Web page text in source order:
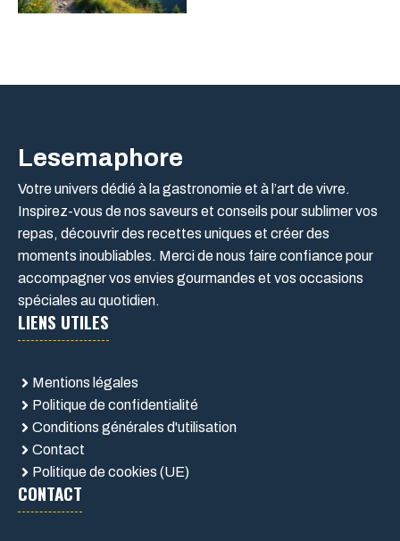
Lesemaphore
Votre univers dédié à la gastronomie et à l’art de vivre.
Inspirez-vous de nos saveurs et conseils pour sublimer vos
repas, découvrir des recettes uniques et créer des
moments inoubliables. Merci de nous faire confiance pour
accompagner vos envies gourmandes et vos occasions
spéciales au quotidien.
LIENS UTILES
Mentions légales
Politique de confidentialité
Conditions générales d'utilisation
Contact
Politique de cookies (UE)
CONTACT